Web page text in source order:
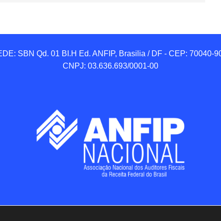
SBN Qd. 01 BI.H Ed. ANFIP, Brasilia / DF - CEP: 70040-
CNPJ: 03.636.693/0001-00